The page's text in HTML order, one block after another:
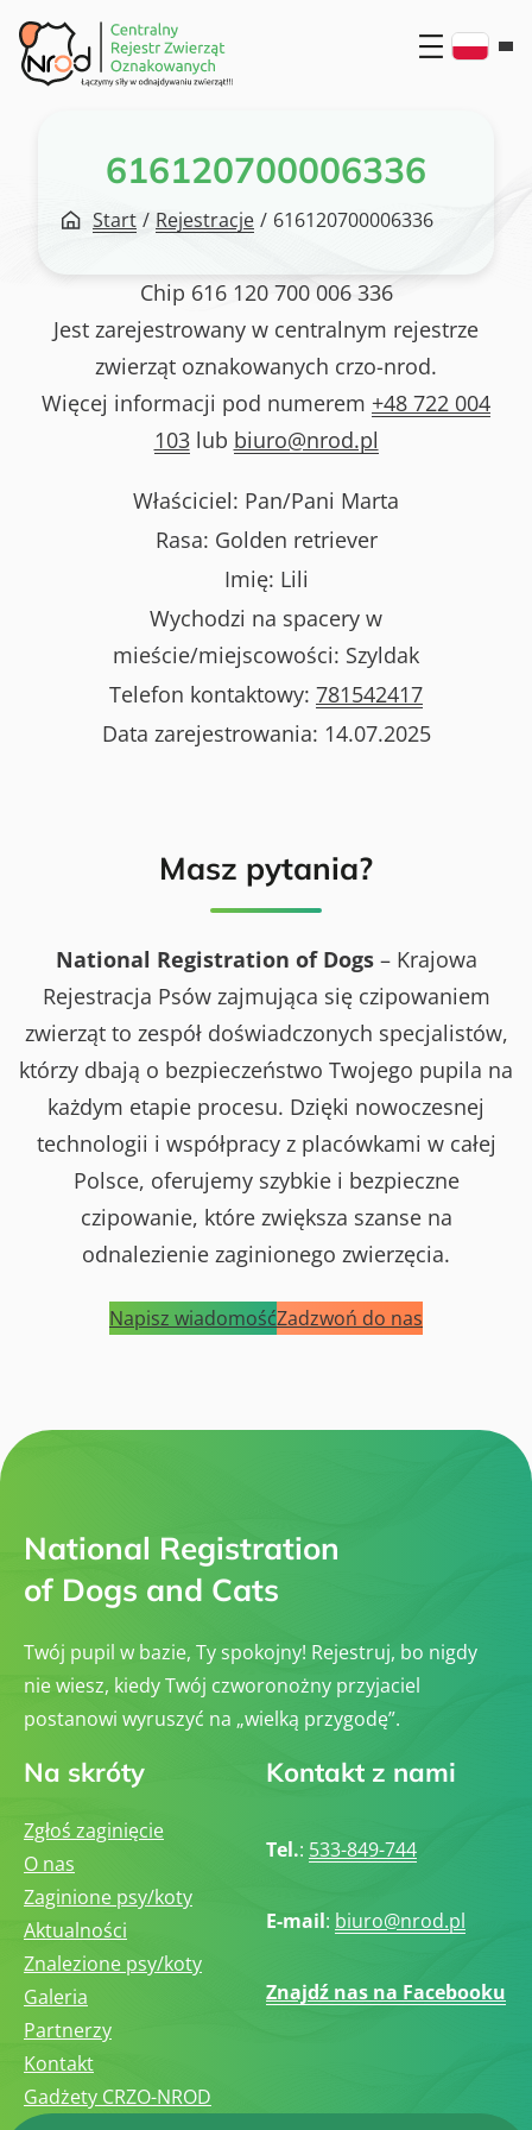
Przejdź
do
treści
616120700006336
Start / Rejestracje / 616120700006336
Chip 616 120 700 006 336
Jest zarejestrowany w centralnym rejestrze
zwierząt oznakowanych crzo-nrod.
Więcej informacji pod numerem +48 722 004
103lub biuro@nrod.pl
Właściciel: Pan/Pani Marta
Rasa: Golden retriever
Imię: Lili
Wychodzi na spacery w
mieście/miejscowości: Szyldak
Telefon kontaktowy: 781542417
Data zarejestrowania: 14.07.2025
Masz pytania?
National Registration of Dogs– Krajowa
Rejestracja Psów zajmująca się czipowaniem
zwierząt to zespół doświadczonych specjalistów,
którzy dbają o bezpieczeństwo Twojego pupila na
każdym etapie procesu. Dzięki nowoczesnej
technologii i współpracy z placówkami w całej
Polsce, oferujemy szybkie i bezpieczne
czipowanie, które zwiększa szanse na
odnalezienie zaginionego zwierzęcia.
Napisz wiadomośćZadzwoń do nas
National Registration
of Dogs and Cats
Twój pupil w bazie, Ty spokojny! Rejestruj, bo nigdy
nie wiesz, kiedy Twój czworonożny przyjaciel
postanowi wyruszyć na „wielką przygodę”.
Na skróty
Zgłoś zaginięcie
O nas
Zaginione psy/koty
Aktualności
Znalezione psy/koty
Galeria
Partnerzy
Kontakt
Gadżety CRZO-NROD
Kontakt z nami
Tel.: 533-849-744
E-mail: biuro@nrod.pl
Znajdź nas na Facebooku